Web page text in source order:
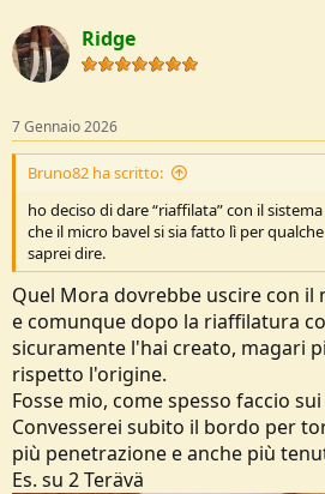
c
t
i
o
s
:
Ridge
7 Gennaio 2026
Bruno82 ha scritto:
ho deciso di dare “riaffilata” con il
che il micro bavel si sia fatto lì per
saprei dire.
Quel Mora dovrebbe uscire con il
e comunque dopo la riaffilatura
sicuramente l'hai creato, magari
rispetto l'origine.
Fosse mio, come spesso faccio
Convesserei subito il bordo per
più penetrazione e anche più
Es. su 2 Terävä